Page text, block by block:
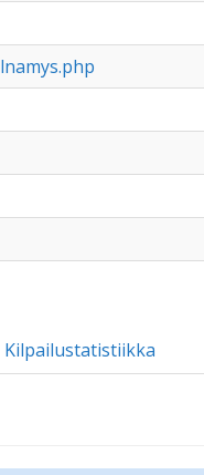
Kilpailustatistiikka